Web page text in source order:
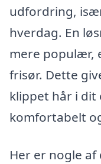
udfordring,
hverdag. En
mere populær,
frisør. Dette
klippet hår i dit
komfortabelt
Her er nogle